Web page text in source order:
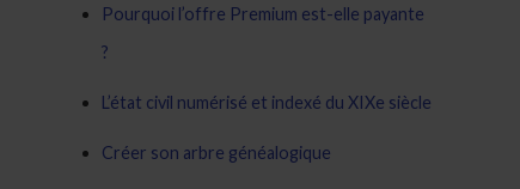
Pourquoi l’offre Premium est-elle payante
?
L’état civil numérisé et indexé du XIXe siècle
Créer son arbre généalogique